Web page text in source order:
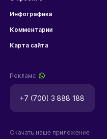
Инфографика
Комментарии
Карта сайта
Реклама
+7 (700) 3 888 188
Скачать наше приложение